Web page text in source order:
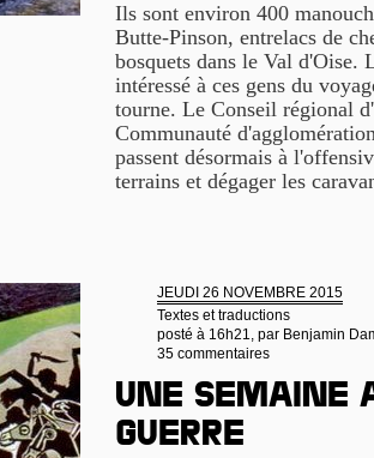
Ils sont environ 400
Butte-Pinson, entrelacs de
bosquets dans le Val d'Oise.
intéressé à ces gens du
tourne. Le Conseil régional
Communauté
passent désormais à
terrains et dégager les
JEUDI 26 NOVEMBRE 2015
Textes et traductions
posté à 16h21, par Benjamin
35 commentaires
Une semaine
guerre